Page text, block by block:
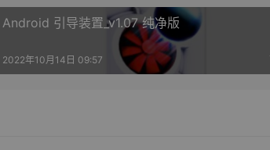
Android 引导装置_v1.07 纯净版
2022年10月14日 09:57